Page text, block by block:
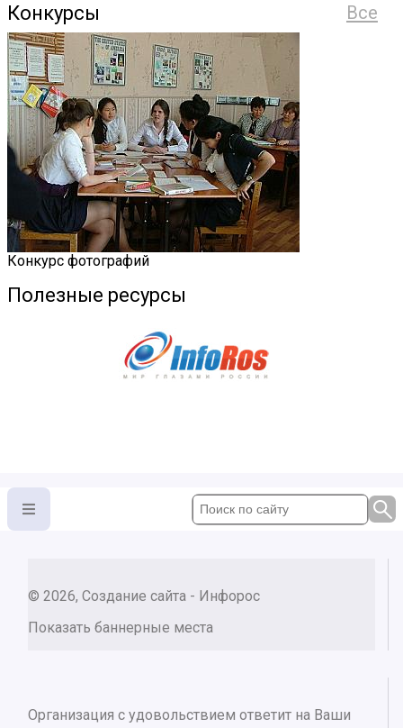
Все
Конкурсы
Конкурс фотографий
Полезные ресурсы
© 2026, Создание сайта - Инфорос
Показать баннерные места
Организация с удовольствием ответит на Ваши